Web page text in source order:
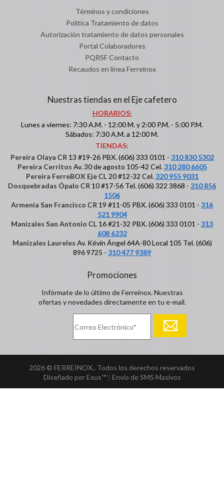
Términos y condiciones
Política Tratamiento de datos
Autorización tratamiento de datos personales
Portal Colaboradores
PQRSF Contacto
Recaudos en línea Ferreinox
Nuestras tiendas en el Eje cafetero
HORARIOS:
Lunes a viernes: 7:30 A.M. - 12:00 M. y 2:00 P.M. - 5:00 P.M.
Sábados: 7:30 A.M. a 12:00 M.
TIENDAS:
Pereira Olaya CR 13 #19-26 PBX. (606) 333 0101 - 310 830 5302
Pereira Cerritos Av. 30 de agosto 105-42 Cel.310 280 6605
Pereira FerreBOX EjeCL 20 #12-32 Cel.320 955 9031
Dosquebradas Ópalo CR 10 #17-56 Tel. (606) 322 3868 - 310 856
1506
Armenia San Francisco CR 19 #11-05 PBX. (606) 333 0101 - 316
521 9904
Manizales San Antonio CL 16 #21-32 PBX. (606) 333 0101 - 313
608 6232
Manizales Laureles Av. Kévin Ángel 64A-80 Local 105 Tel. (606)
896 9725 - 310 477 9389
Promociones
Infórmate de lo último de Ferreinox. Nuestras
ofertas y novedades directamente en tu e-mail.
2026 © FERREINOX.. Todos los derechos reservados
Diseñado por Exus™| Envío de SMS Masivos